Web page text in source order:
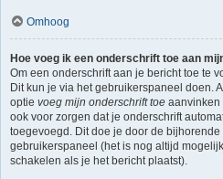
Omhoog
Hoe voeg ik een onderschrift toe aan
Om een onderschrift aan je bericht toe te
Dit kun je via het gebruikerspaneel doen.
optie voeg mijn onderschrift toe aanvinken
ook voor zorgen dat je onderschrift
toegevoegd. Dit doe je door de
gebruikerspaneel (het is nog altijd
schakelen als je het bericht plaatst).